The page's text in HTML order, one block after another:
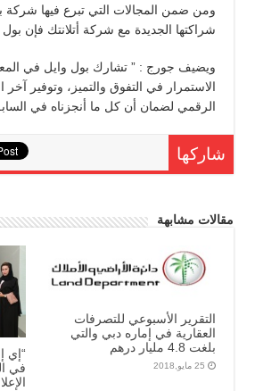
ومن ضمن المجالات التي تبرع فيها
شراكتها الجديدة مع شركة أتلانتك فإن بول
ويضيف جورج : ” تشارك بول وايل في
الاستمرار في التفوق والتميز، وتوفير
الرقمي لضمان أن كل ما أنجزناه في
شاركها
مقالات مشابهة
التقرير الأسبوعي للتصرفات
العقارية في إماره دبي والتي
بلغت 4.8 مليار درهم
25 مايو,2018
“إي
في